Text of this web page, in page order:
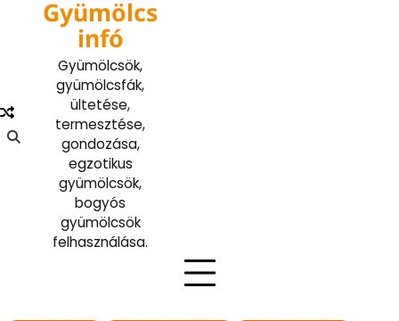
Gyümölcs
infó
Gyümölcsök,
gyümölcsfák,
ültetése,
termesztése,
gondozása,
egzotikus
gyümölcsök,
bogyós
gyümölcsök
felhasználása.